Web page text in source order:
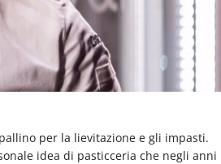
per la lievitazione e gli impasti.
idea di pasticceria che negli anni